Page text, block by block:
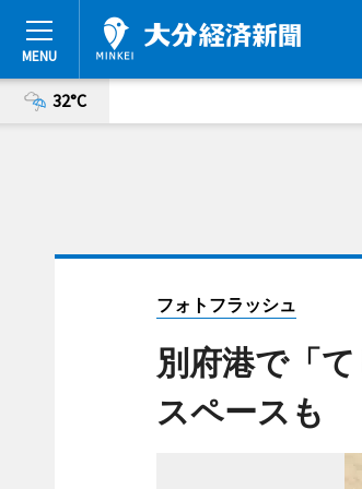
32°C
フォトフラッシュ
別府港で「
スペースも